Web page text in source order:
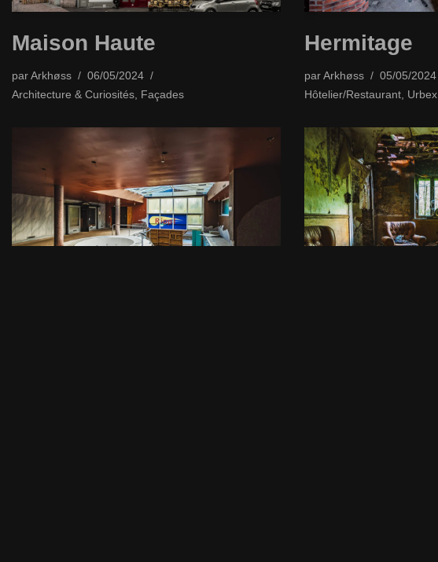
Maison Haute
parArkhøss
06/05/2024
Architecture & Curiosités Façades
Hermitage
parArkhøss
05/05/2024
Hôtelier/Restaurant, Urbex